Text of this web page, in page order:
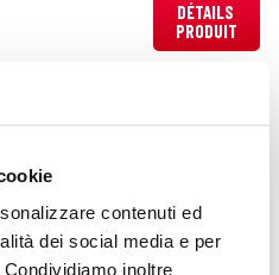
contenuti ed
dei social media e per
inoltre
DÉTAILS
PRODUIT
SC1-R carbone (350 mm),
decat